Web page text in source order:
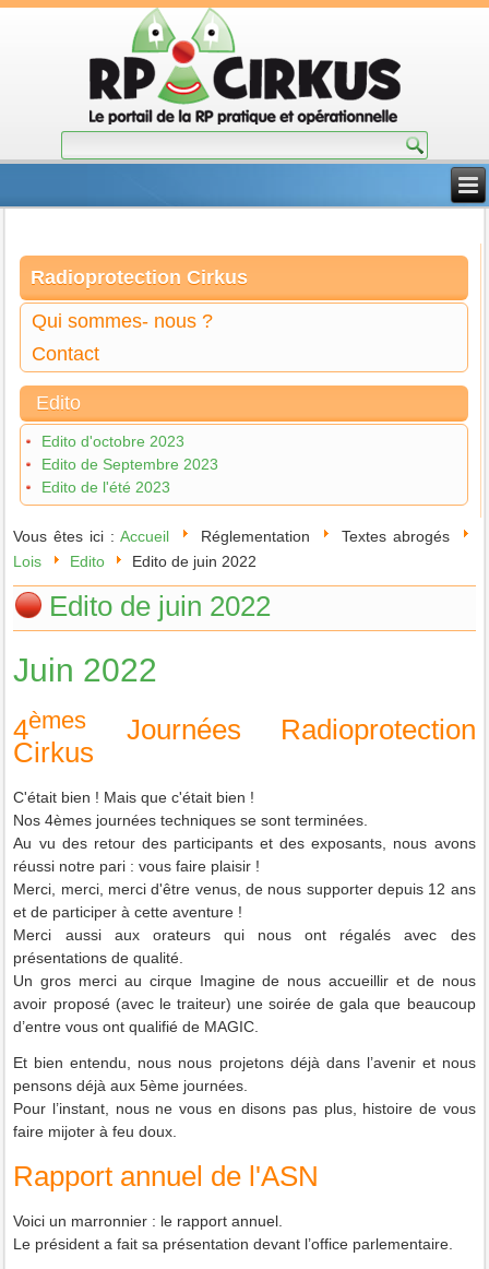
Radioprotection Cirkus
Qui sommes- nous ?
Contact
Edito
Edito d'octobre 2023
Edito de Septembre 2023
Edito de l'été 2023
Vous êtes ici : Accueil Réglementation
Textes abrogés
Lois
Edito Edito de juin 2022
Edito de juin 2022
Juin 2022
4èmes Journées Radioprotection
Cirkus
C'était bien ! Mais que c'était bien !
Nos 4èmes journées techniques se sont terminées.
Au vu des retour des participants et des exposants, nous avons
réussi notre pari : vous faire plaisir !
Merci, merci, merci d'être venus, de nous supporter depuis 12 ans
et de participer à cetteaventure !
Merci aussi aux orateurs qui nous ont régalés avec des
présentations de qualité.
Un gros merci au cirque Imagine de nous accueillir et de nous
avoir proposé (avec le traiteur) une soirée de gala que beaucoup
d’entre vous ont qualifié de MAGIC.
Et bien entendu, nous nous projetons déjà dans l’avenir et nous
pensons déjà aux 5ème journées.
Pour l’instant, nous ne vous en disons pas plus, histoire de vous
faire mijoter à feu doux.
Rapport annuel de l'ASN
Voici un marronnier : le rapport annuel.
Le président a fait sa présentation devant l’office parlementaire.